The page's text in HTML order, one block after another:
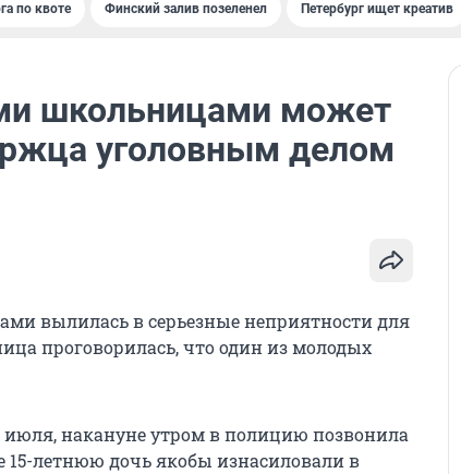
по квоте Финский залив позеленел Петербург ищет креатив
школьницами может
уголовным делом
вылилась в серьезные неприятности для
проговорилась, что один из молодых
июля, накануне утром в полицию позвонила
летнюю дочь якобы изнасиловали в